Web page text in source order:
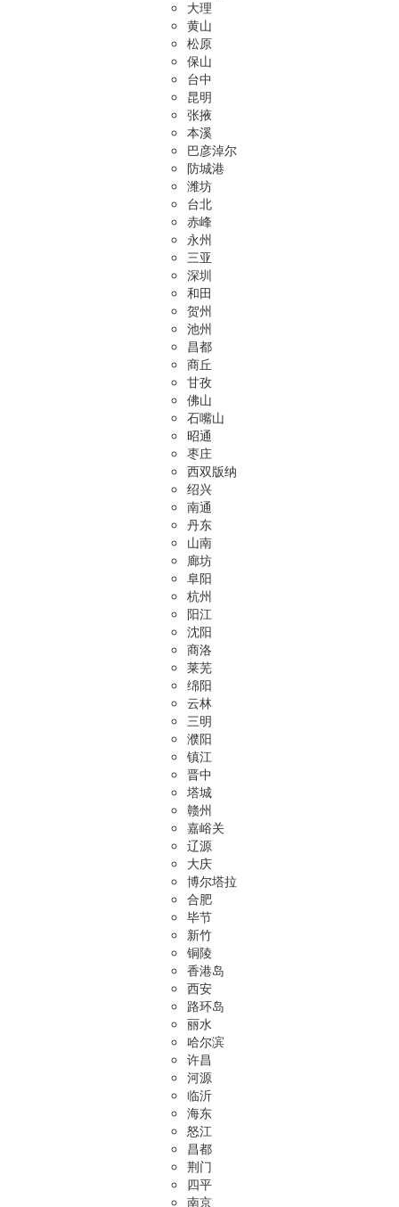
大理
黄山
松原
保山
台中
昆明
张掖
本溪
巴彦淖尔
防城港
潍坊
台北
赤峰
永州
三亚
深圳
和田
贺州
池州
昌都
商丘
甘孜
佛山
石嘴山
昭通
枣庄
西双版纳
绍兴
南通
丹东
山南
廊坊
阜阳
杭州
阳江
沈阳
商洛
莱芜
绵阳
云林
三明
濮阳
镇江
晋中
塔城
赣州
嘉峪关
辽源
大庆
博尔塔拉
合肥
毕节
新竹
铜陵
香港岛
西安
路环岛
丽水
哈尔滨
许昌
河源
临沂
海东
怒江
昌都
荆门
四平
南京